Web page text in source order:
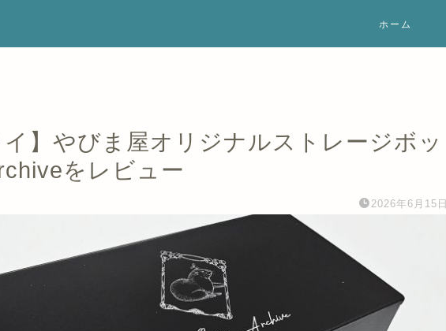
ホーム
イ】やびま屋オリジナルストレージボッ
をレビュー
2026年6月15日